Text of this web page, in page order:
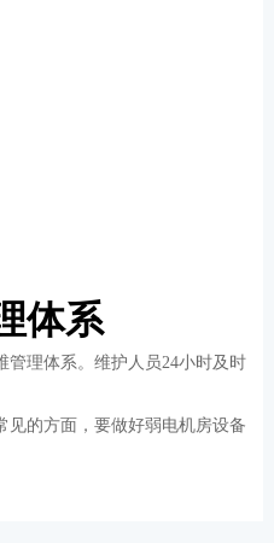
体系
管理体系。维护人员24小时及时
见的方面，要做好弱电机房设备